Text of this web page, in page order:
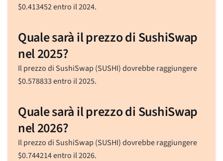
$0.413452entro il 2024.
Quale sarà il prezzo di SushiSwap
nel 2025?
Il prezzo di SushiSwap (SUSHI) dovrebbe raggiungere
$0.578833entro il 2025.
Quale sarà il prezzo di SushiSwap
nel 2026?
Il prezzo di SushiSwap (SUSHI) dovrebbe raggiungere
$0.744214entro il 2026.